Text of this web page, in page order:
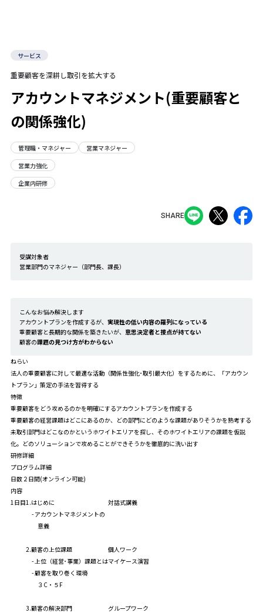
サービス
重要顧客を深耕し取引を拡大する
アカウントマネジメント(重要顧客と
の関係強化)
管理職・マネジャー
営業マネジャー
営業力強化
企業内研修
SHARE
受講対象者
営業部門のマネジャー（部門長、課長）
こんなお悩み解決します
アカウントプランを作成するが、 実現性の低い内容の羅列になっている
重要顧客と長期的な関係を築きたいが、 意思決定者と接点が持てない
顧客の課題の見つけ方がわからない
ねらい
法人の重要顧客に対して最適な活動（関係性強化･取引最大化）をするために、「アカウン
トプラン」策定の手法を習得する
特徴
重要顧客をどう攻めるのかを明確にするアカウントプランを作成する
重要顧客の経営課題はどこにあるのか、どの部門にどのような課題がありそうかを熟考する
未取引部門はどこなのかというホワイトエリアを探し、そのホワイトエリアの課題を仮説
化。どのソリューションで攻めることができそうかを徹底的に洗い出す
研修詳細
プログラム詳細
日数２日間(オンライン可能)
内容
1日目1.はじめに
- アカウントマネジメントの
意義
2.顧客の上位課題
- 上位（経営･事業）課題とは
- 顧客を取り巻く環境
３C・５F
3.顧客の解決部門
対話式講義
個人ワーク
マイケース演習
グループワーク